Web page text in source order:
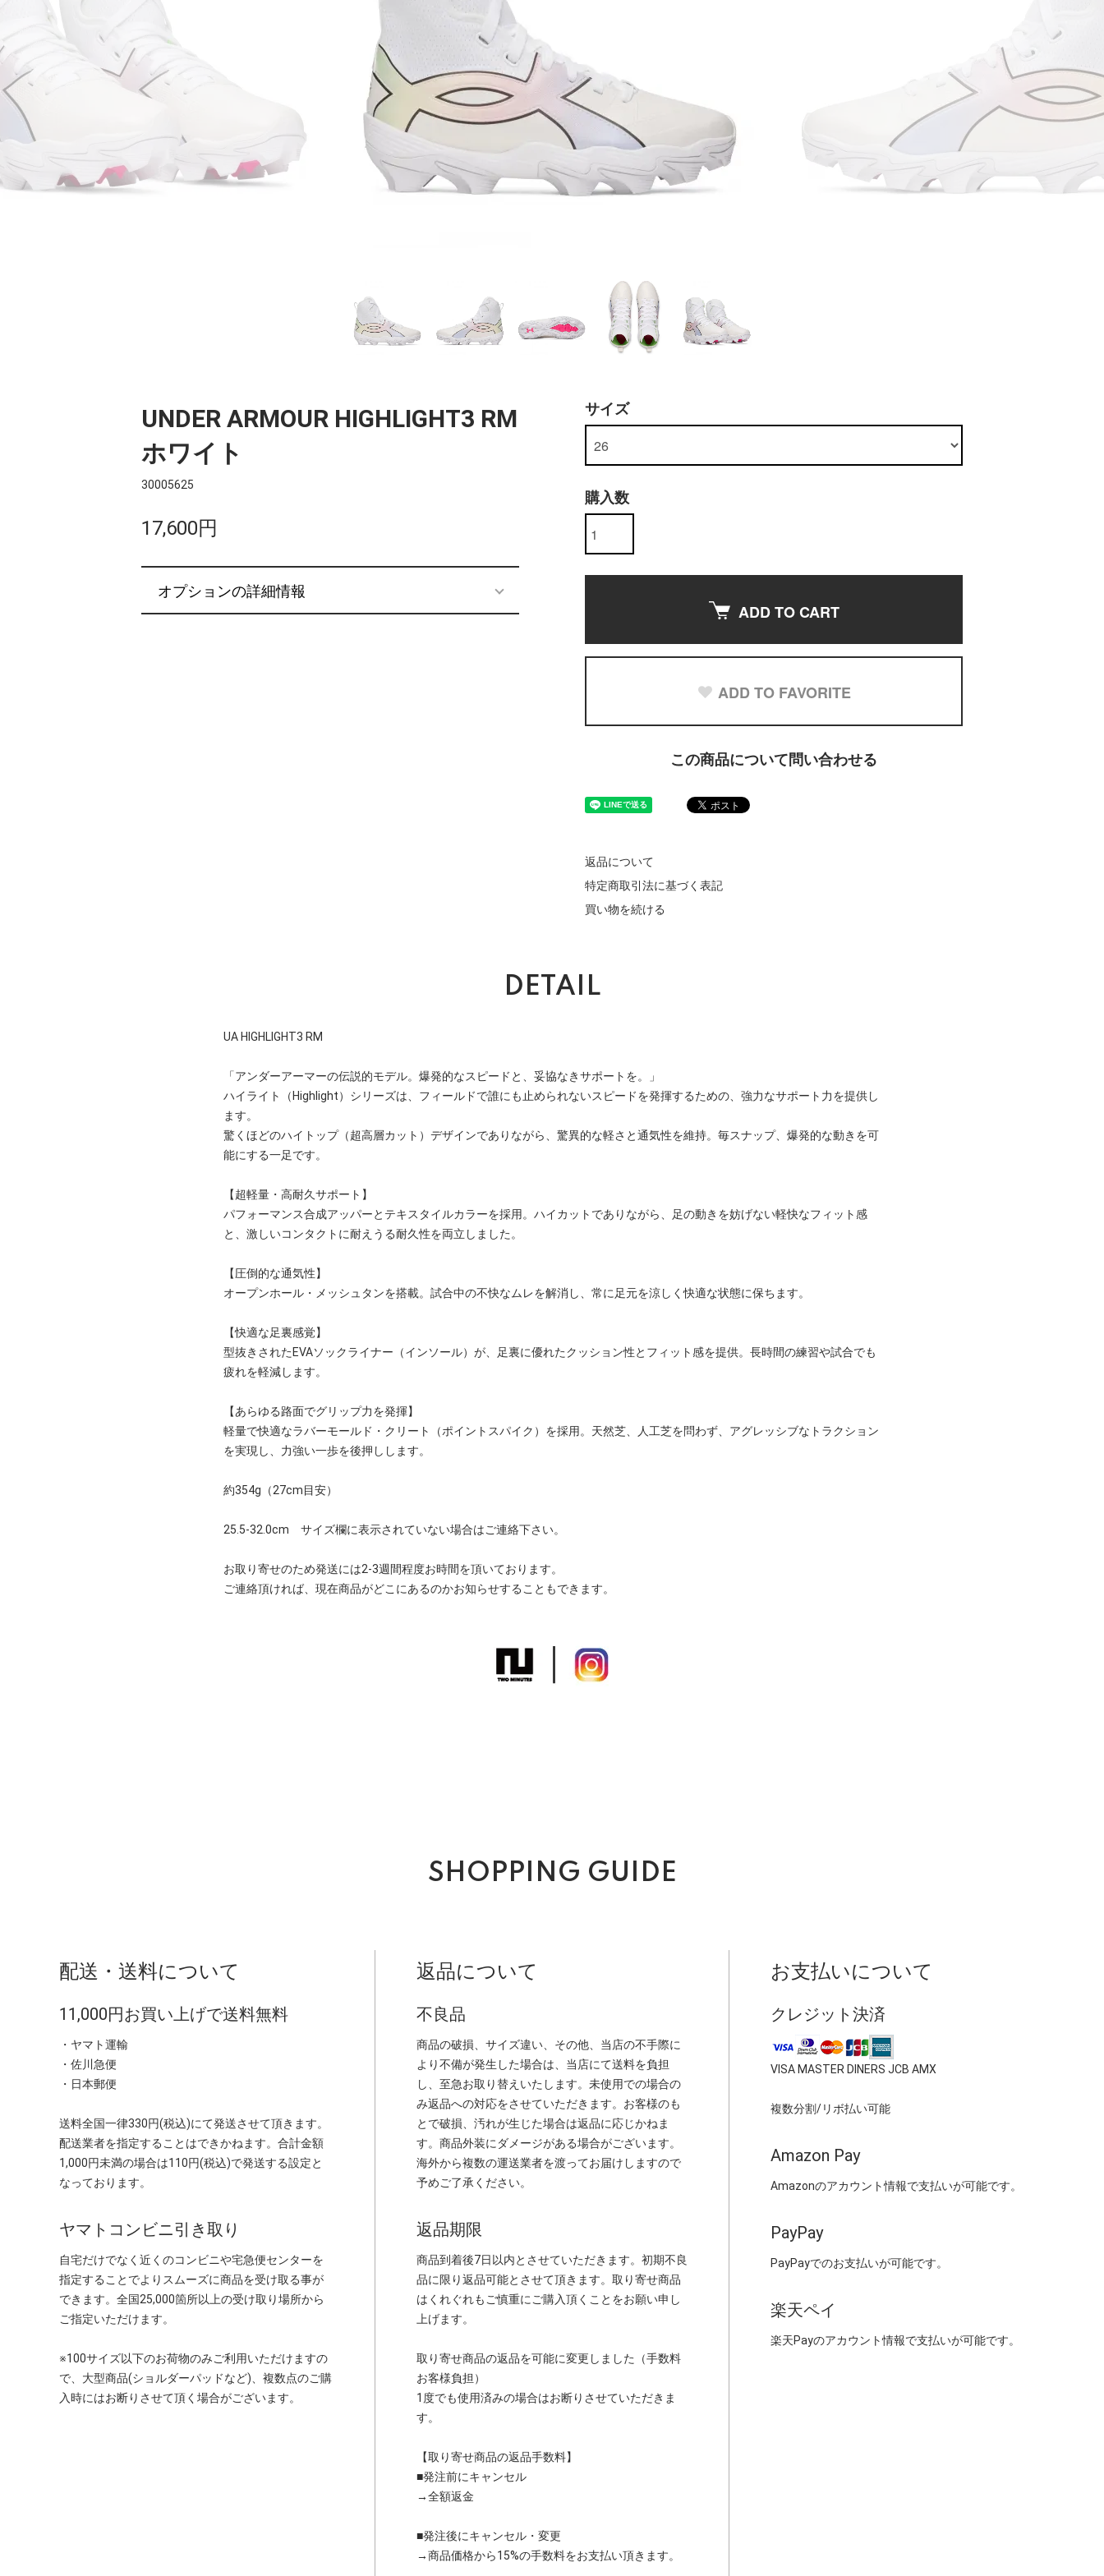
UNDER ARMOUR HIGHLIGHT3 RM
ホワイト
30005625
17,600円
オプションの詳細情報
サイズ
購入数
ADD TO CART
ADD TO FAVORITE
この商品について問い合わせる
返品について
特定商取引法に基づく表記
買い物を続ける
DETAIL
UA HIGHLIGHT3 RM
「アンダーアーマーの伝説的モデル。爆発的なスピードと、妥協なきサポートを。」
ハイライト（Highlight）シリーズは、フィールドで誰にも止められないスピードを発揮するための、強力なサポート力を提供し
ます。
驚くほどのハイトップ（超高層カット）デザインでありながら、驚異的な軽さと通気性を維持。毎スナップ、爆発的な動きを可
能にする一足です。
【超軽量・高耐久サポート】
パフォーマンス合成アッパーとテキスタイルカラーを採用。ハイカットでありながら、足の動きを妨げない軽快なフィット感
と、激しいコンタクトに耐えうる耐久性を両立しました。
【圧倒的な通気性】
オープンホール・メッシュタンを搭載。試合中の不快なムレを解消し、常に足元を涼しく快適な状態に保ちます。
【快適な足裏感覚】
型抜きされたEVAソックライナー（インソール）が、足裏に優れたクッション性とフィット感を提供。長時間の練習や試合でも
疲れを軽減します。
【あらゆる路面でグリップ力を発揮】
軽量で快適なラバーモールド・クリート（ポイントスパイク）を採用。天然芝、人工芝を問わず、アグレッシブなトラクション
を実現し、力強い一歩を後押しします。
約354g（27cm目安）
25.5-32.0cm サイズ欄に表示されていない場合はご連絡下さい。
お取り寄せのため発送には2-3週間程度お時間を頂いております。
ご連絡頂ければ、現在商品がどこにあるのかお知らせすることもできます。
SHOPPING GUIDE
配送・送料について
11,000円お買い上げで送料無料
・ヤマト運輸
・佐川急便
・日本郵便
送料全国一律330円(税込)にて発送させて頂きます。
配送業者を指定することはできかねます。合計金額
1,000円未満の場合は110円(税込)で発送する設定と
なっております。
ヤマトコンビニ引き取り
自宅だけでなく近くのコンビニや宅急便センターを
指定することでよりスムーズに商品を受け取る事が
できます。全国25,000箇所以上の受け取り場所から
ご指定いただけます。
※100サイズ以下のお荷物のみご利用いただけますの
で、大型商品(ショルダーパッドなど)、複数点のご購
入時にはお断りさせて頂く場合がございます。
返品について
不良品
商品の破損、サイズ違い、その他、当店の不手際に
より不備が発生した場合は、当店にて送料を負担
し、至急お取り替えいたします。未使用での場合の
み返品への対応をさせていただきます。お客様のも
とで破損、汚れが生じた場合は返品に応じかねま
す。商品外装にダメージがある場合がございます。
海外から複数の運送業者を渡ってお届けしますので
予めご了承ください。
返品期限
商品到着後7日以内とさせていただきます。初期不良
品に限り返品可能とさせて頂きます。取り寄せ商品
はくれぐれもご慎重にご購入頂くことをお願い申し
上げます。
取り寄せ商品の返品を可能に変更しました（手数料
お客様負担）
1度でも使用済みの場合はお断りさせていただきま
す。
【取り寄せ商品の返品手数料】
■発注前にキャンセル
→全額返金
■発注後にキャンセル・変更
→商品価格から15%の手数料をお支払い頂きます。
お支払いについて
クレジット決済
VISA MASTER DINERS JCB AMX
複数分割/リボ払い可能
Amazon Pay
Amazonのアカウント情報で支払いが可能です。
PayPay
PayPayでのお支払いが可能です。
楽天ペイ
楽天Payのアカウント情報で支払いが可能です。